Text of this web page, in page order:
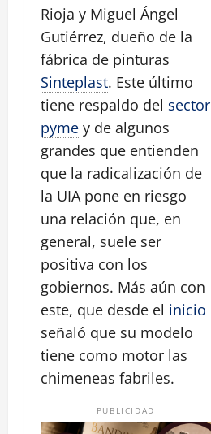
Rioja y Miguel Ángel
Gutiérrez, dueño de la
fábrica de pinturas
Sinteplast. Este último
tiene respaldo del sector
pyme y de algunos
grandes que entienden
que la radicalización de
la UIA pone en riesgo
una relación que, en
general, suele ser
positiva con los
gobiernos. Más aún con
este, que desde el inicio
señaló que su modelo
tiene como motor las
chimeneas fabriles.
PUBLICIDAD